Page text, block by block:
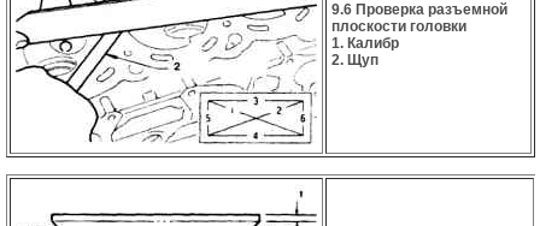
9.6 Проверка разъемной
плоскости головки
1. Калибр
2. Щуп